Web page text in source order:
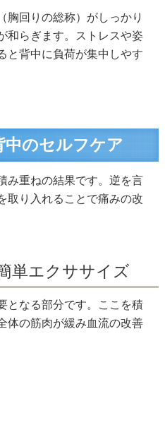
胸回りの総称）がしっかり
和らぎます。ストレスや姿
と背中に負荷が集中しやす
中のセルフケア
み重ねの結果です。逆を言
取り入れることで痛みの改
単エクササイズ
となる部分です。ここを積
体の筋肉が緩み血流の改善